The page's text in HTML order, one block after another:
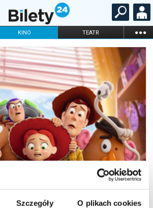
Szczegóły O plikach cookies
KINO TEATR ...
OPERA I BALET
STAND-UP
ONLINE KARNETY